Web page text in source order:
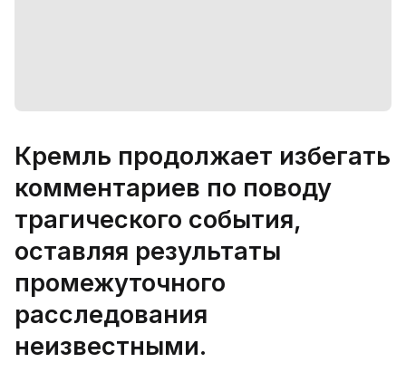
Кремль продолжает избегать
комментариев по поводу
трагического события,
оставляя результаты
промежуточного
расследования
неизвестными.